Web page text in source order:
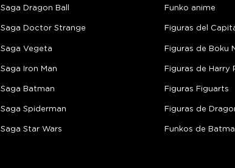
Saga Dragon Ball
Saga Doctor Strange
Saga Vegeta
Saga Iron Man
Saga Batman
Saga Spiderman
Saga Star Wars
Funko anime
Figuras del
Figuras de Boku
Figuras de Harry
Figuras Figuarts
Figuras de
Funkos de